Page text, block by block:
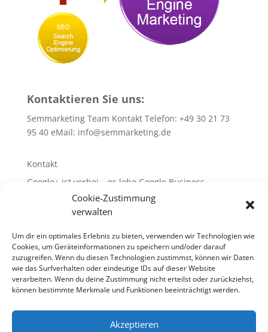
Cookie-Zustimmung
verwalten
Um dir ein optimales Erlebnis zu bieten, verwenden wir Technologien wie
Cookies, um Geräteinformationen zu speichern und/oder darauf
zuzugreifen. Wenn du diesen Technologien zustimmst, können wir Daten
wie das Surfverhalten oder eindeutige IDs auf dieser Website
verarbeiten. Wenn du deine Zustimmung nicht erteilst oder zurückziehst,
können bestimmte Merkmale und Funktionen beeinträchtigt werden.
Akzeptieren
Kontaktieren Sie uns:
Semmarketing Team Kontakt Telefon: +49 30 21 73
95 40 eMail: info@semmarketing.de
Kontakt
Google+ ist vorbei – es lebe Google Business
10 SEO-TIPPS
10 SEA – TIPPS
WEB-Site-Audit/SEO
Glossar rund um SEA + SEO + SEM
10 SEO-TIPPS
10 SEA – TIPPS
WEB-Site-Audit / SEO